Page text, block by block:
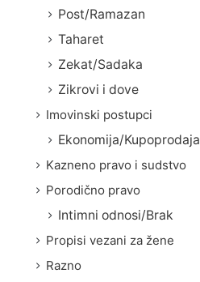
Post/Ramazan
Taharet
Zekat/Sadaka
Zikrovi i dove
Imovinski postupci
Ekonomija/Kupoprodaja
Kazneno pravo i sudstvo
Porodično pravo
Intimni odnosi/Brak
Propisi vezani za žene
Razno